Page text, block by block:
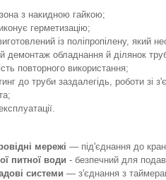
з накидною гайкою;
герметизацію;
із поліпропілену, який
демонтаж обладнання й ділянок
повторного використання;
до труби заздалегідь, роботи зі
мережі — під'єднання до
питної води - безпечний для
системи — з'єднання з